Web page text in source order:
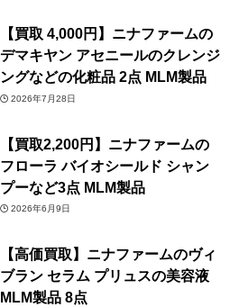
【買取 4,000円】ニナファームの
デマキヤン アセニールのクレンジ
ングなどの化粧品 2点 MLM製品
2026年7月28日
【買取2,200円】ニナファームの
フローラ バイオシールド シャン
プーなど3点 MLM製品
2026年6月9日
【高価買取】ニナファームのヴィ
ブラン セラム プリュスの美容液
MLM製品 8点